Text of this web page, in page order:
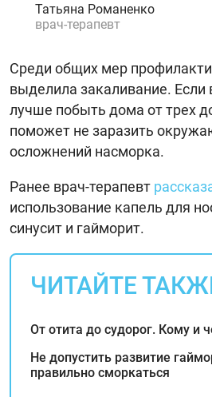
Татьяна Романенко
врач-терапевт
Среди общих мер
выделила закаливание. Если
лучше побыть дома от трех
поможет не заразить
осложнений насморка.
Ранее врач-терапевт
использование капель для
синусит и гайморит.
ЧИТАЙТЕ
От отита до судорог. Кому и
Не допустить развитие
правильно сморкаться